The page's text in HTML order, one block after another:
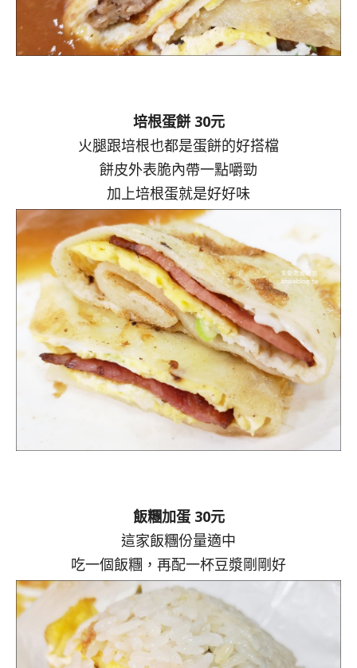
培根蛋餅 30元
火腿跟培根也都是蛋餅的好搭檔
餅皮外表脆內帶一點嚼勁
加上培根蛋就是好好味
飯糰加蛋 30元
這家飯糰份量適中
吃一個飯糰，再配一杯豆漿剛剛好